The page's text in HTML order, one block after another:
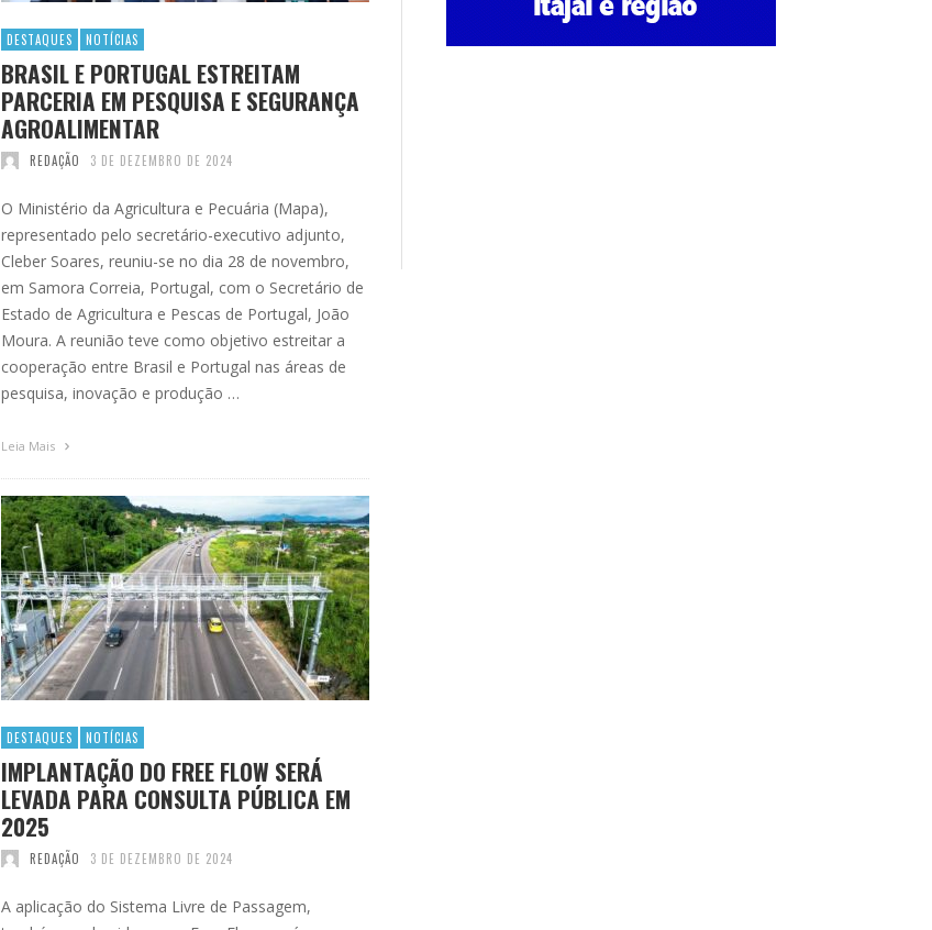
DESTAQUES NOTÍCIAS
BRASIL E PORTUGAL ESTREITAM
PARCERIA EM PESQUISA E SEGURANÇA
AGROALIMENTAR
REDAÇÃO 3 DE DEZEMBRO DE 2024
O Ministério da Agricultura e Pecuária (Mapa),
representado pelo secretário-executivo adjunto,
Cleber Soares, reuniu-se no dia 28 de novembro,
em Samora Correia, Portugal, com o Secretário de
Estado de Agricultura e Pescas de Portugal, João
Moura. A reunião teve como objetivo estreitar a
cooperação entre Brasil e Portugal nas áreas de
pesquisa, inovação e produção …
Leia Mais
DESTAQUES NOTÍCIAS
IMPLANTAÇÃO DO FREE FLOW SERÁ
LEVADA PARA CONSULTA PÚBLICA EM
2025
REDAÇÃO 3 DE DEZEMBRO DE 2024
A aplicação do Sistema Livre de Passagem,